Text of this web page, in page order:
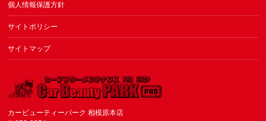
個人情報保護方針
サイトポリシー
サイトマップ
カービューティーパーク 相模原本店